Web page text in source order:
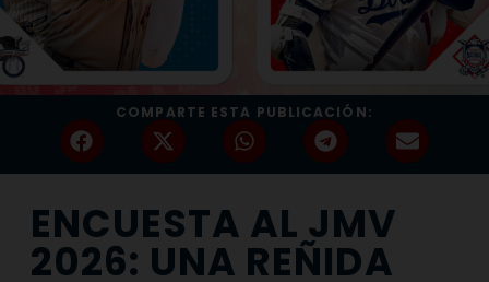
COMPARTE ESTA PUBLICACIÓN:
ENCUESTA AL JMV
2026: UNA REÑIDA